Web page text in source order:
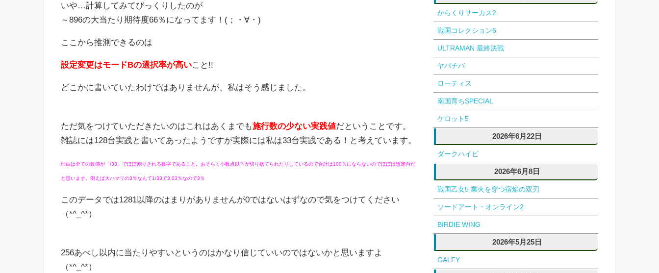
いや…計算してみてびっくりしたのが
～896の大当たり期待度66％になってます！(；・∀・)
ここから推測できるのは
設定変更はモードBの選択率が高いこと!!
どこかに書いていたわけではありませんが、私はそう感じました。
ただ気をつけていただきたいのはこれはあくまでも施行数の少ない実践値だということです。
雑誌には128台実践と書いてあったようですが実際には私は33台実践である！と考えています。
理由は全ての数値が「/33」でほぼ割りきれる数字であること。おそらく小数点以下が切り捨てられたりしているので合計は100％にならないのでほぼは想定内だ
と思います。例えば大ハマリの3％なんて1/33で3.03％なので3％
このデータでは1281以降のはまりがありませんが0ではないはずなので気をつけてください
（*^_^*）
256あべし以内に当たりやすいというのはかなり信じていいのではないかと思いますよ
（*^_^*）
からくりサーカス2
戦国コレクション6
ULTRAMAN 最終決戦
ヤバチバ
ローティス
南国育ちSPECIAL
ケロット5
2026年6月22日
ダークハイビ
2026年6月8日
戦国乙女5 業火を穿つ宿焔の双刃
ソードアート・オンライン2
BIRDIE WING
2026年5月25日
GALFY